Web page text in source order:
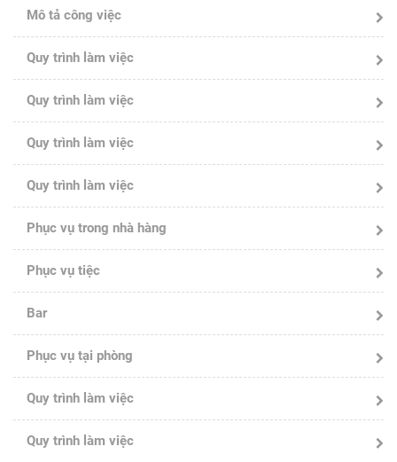
Mô tả công việc
Quy trình làm việc
Quy trình làm việc
Quy trình làm việc
Quy trình làm việc
Phục vụ trong nhà hàng
Phục vụ tiệc
Bar
Phục vụ tại phòng
Quy trình làm việc
Quy trình làm việc